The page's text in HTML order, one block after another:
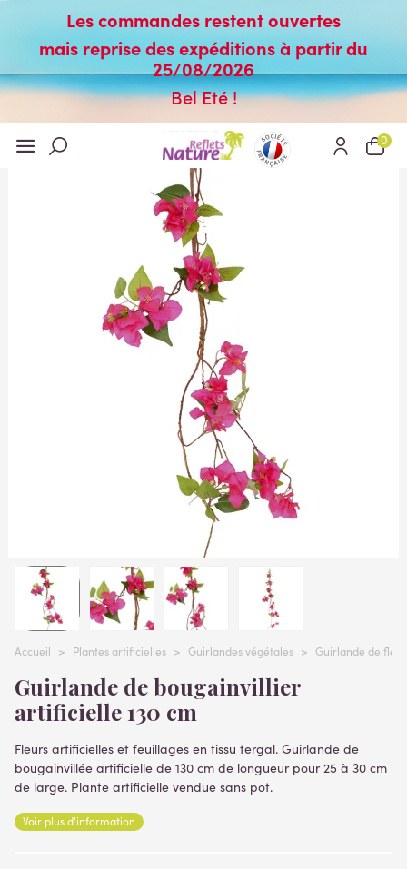
Les commandes restent ouvertes
mais reprise des expéditions à partir du
25/08/2026
Bel Eté !
0
Accueil > Plantes artificielles > Guirlandes végétales > Guirlande de
Guirlande de bougainvillier
artificielle 130 cm
Fleurs artificielles et feuillages en tissu tergal. Guirlande de
bougainvillée artificielle de 130 cm de longueur pour 25 à 30 cm
de large. Plante artificielle vendue sans pot.
Voir plus d'information